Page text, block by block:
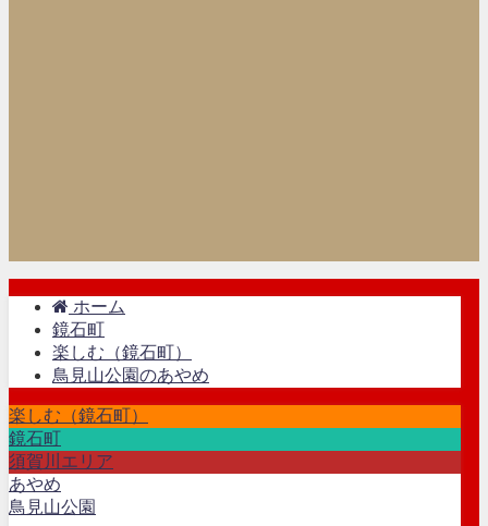
ホーム
鏡石町
楽しむ（鏡石町）
鳥見山公園のあやめ
楽しむ（鏡石町）
鏡石町
須賀川エリア
あやめ
鳥見山公園